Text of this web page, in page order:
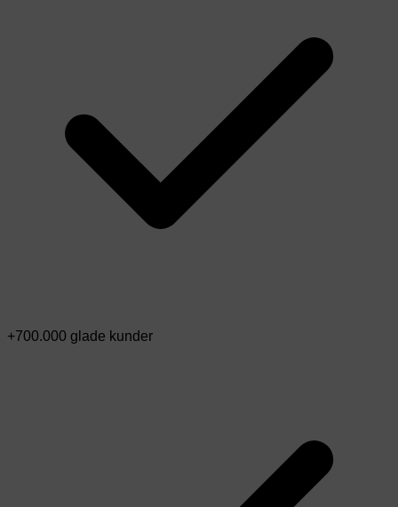
+700.000 glade kunder